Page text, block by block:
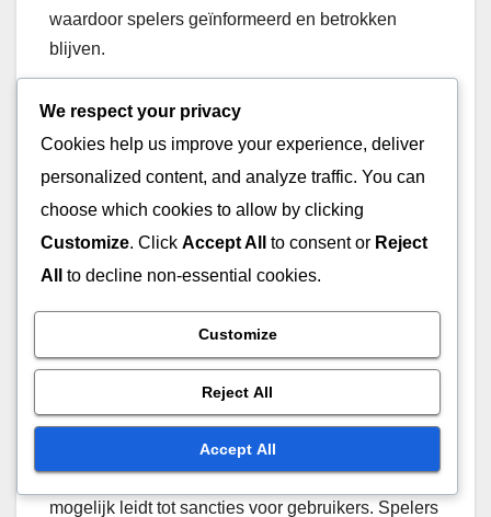
waardoor spelers geïnformeerd en betrokken
blijven.
Risico’s van het gebruik
van tools van derden
Hoewel er voordelen zijn, brengt het gebruik van
tools van derden inherente risico’s met zich mee.
Een belangrijke zorg is beveiliging; spelers
accountgegevens, delen met onbetrouwbare sites.
Dit kan leiden tot accountdiefstal of
ongeautoriseerde toegang.
Bovendien kunnen sommige tools van derden de
officiële richtlijnen van Bungie schenden, wat
mogelijk leidt tot sancties voor gebruikers. Spelers
We respect your privacy
Cookies help us improve your experience, deliver
personalized content, and analyze traffic. You can
choose which cookies to allow by clicking
Customize. Click Accept All to consent or Reject
All
to decline non-essential cookies.
Customize
Reject All
Accept All